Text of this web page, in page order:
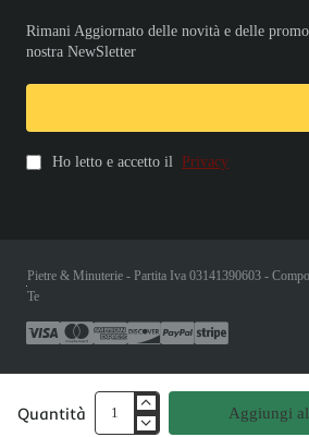
Quantità Aggiungi
Rimani Aggiornato delle novità e delle
nostra NewSletter
Ho letto e accetto il Privacy
Pietre & Minuterie - Partita Iva 03141390603 -
Te